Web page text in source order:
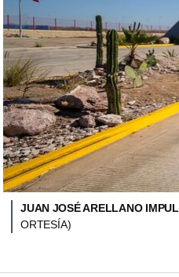
JUAN JOSÉ ARELLANO
ORTESÍA)